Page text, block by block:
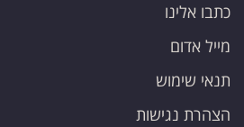
כתבו אלינו
מייל אדום
תנאי שימוש
הצהרת נגישות